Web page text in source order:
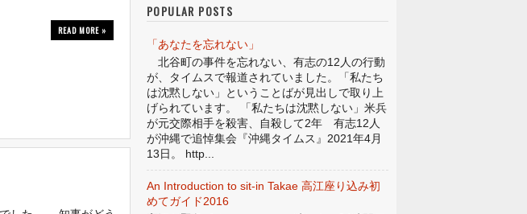
READ MORE »
POPULAR POSTS
「あなたを忘れない」
北谷町の事件を忘れない、有志の12人の行動
が、タイムスで報道されていました。「私たち
は沈黙しない」ということばが見出しで取り上
げられています。 「私たちは沈黙しない」米兵
が元交際相手を殺害、自殺して2年 有志12人
が沖縄で追悼集会『沖縄タイムス』2021年4月
13日。 http...
An Introduction to sit-in Takae 高江座り込み初
めてガイド2016